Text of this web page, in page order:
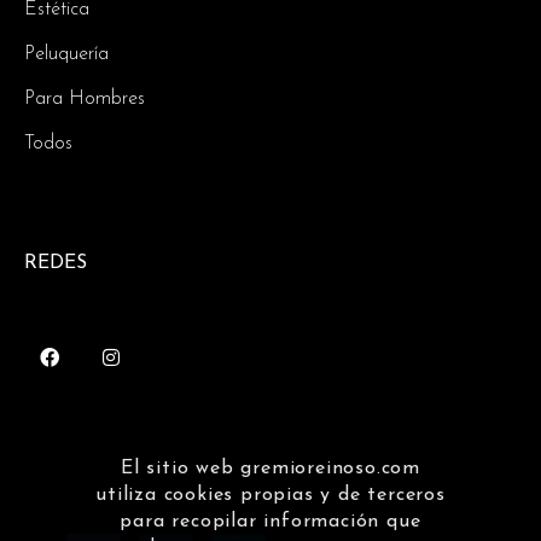
Estética
Peluquería
Para Hombres
Todos
REDES
El sitio web gremioreinoso.com
utiliza cookies propias y de terceros
para recopilar información que